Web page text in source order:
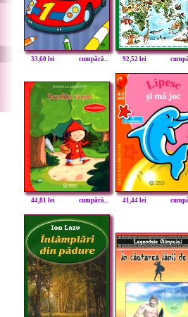
33,60 lei cumpără... 92,52 lei
44,81 lei cumpără... 41,44 lei